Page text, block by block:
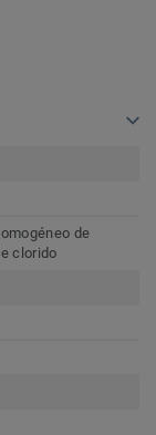
de
clorido